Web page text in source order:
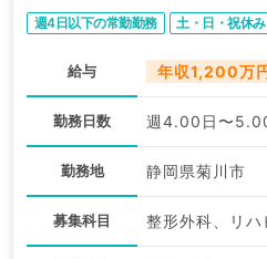
週4日以下の常勤勤務 土・日・祝休み
給与 年収1,200万
勤務日数 週4.00日〜
勤務地 静岡県菊川市
募集科目 整形外科、リ